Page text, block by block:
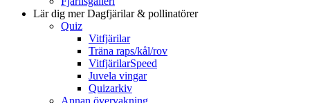
Lär dig merDagfjärilar & pollinatörer
Quiz
Vitfjärilar
Träna raps/kål/rov
VitfjärilarSpeed
Juvela vingar
Quizarkiv
Annan övervakning